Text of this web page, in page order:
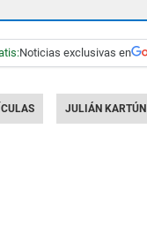
Noticias exclusivas en
JULIÁN KARTÚN